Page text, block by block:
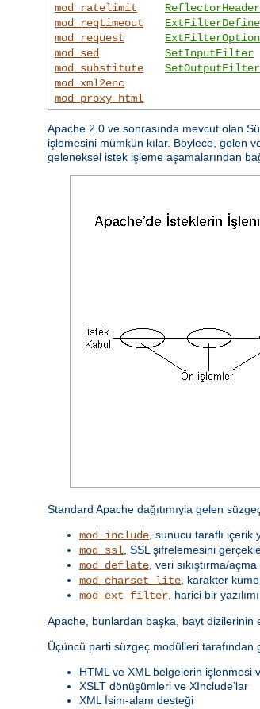
mod_ratelimit
mod_reqtimeout
mod_request
mod_sed
mod_substitute
mod_xml2enc
mod_proxy_html
ReflectorHeader
ExtFilterDefine
SetInputFilter
SetOutputFilter
Apache 2.0 ve sonrasında mevcut olan
işlemesini mümkün kılar. Böylece, gelen
geleneksel istek işleme aşamalarından
Standard Apache dağıtımıyla gelen
mod_include , sunucu taraflı
mod_ssl , SSL şifrelemesini
mod_deflate , veri sıkıştırma/
mod_charset_lite , karakter
mod_ext_filter , harici bir
Apache, bunlardan başka, bayt dizilerinin
Üçüncü parti süzgeç modülleri tarafından
HTML ve XML belgelerin işlenmesi
XSLT dönüşümleri ve XInclude’lar
XML İsim-alanı desteği